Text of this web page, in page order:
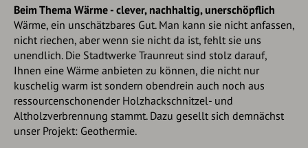
Beim Thema Wärme - clever, nachhaltig, unerschöpflich
Wärme, ein unschätzbares Gut. Man kann sie nicht anfassen,
nicht riechen, aber wenn sie nicht da ist, fehlt sie uns
unendlich. Die Stadtwerke Traunreut sind stolz darauf,
Ihnen eine Wärme anbieten zu können, die nicht nur
kuschelig warm ist sondern obendrein auch noch aus
ressourcenschonender Holzhackschnitzel- und
Altholzverbrennung stammt. Dazu gesellt sich demnächst
unser Projekt: Geothermie.